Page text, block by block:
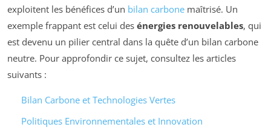
exploitent les bénéfices d’un bilan carbone maîtrisé. Un
exemple frappant est celui des énergies renouvelables, qui
est devenu un pilier central dans la quête d’un bilan carbone
neutre. Pour approfondir ce sujet, consultez les articles
suivants :
Bilan Carbone et Technologies Vertes
Politiques Environnementales et Innovation